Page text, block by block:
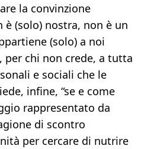
la convinzione
(solo) nostra, non è un
(solo) a noi
per chi non crede, a tutta
e sociali che le
infine, “se e come
rappresentato da
di scontro
per cercare di nutrire